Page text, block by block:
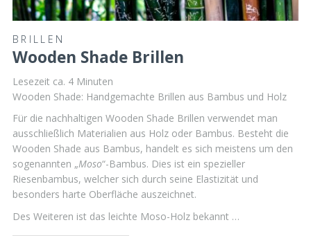
BRILLEN
Wooden Shade Brillen
Lesezeit ca. 4 Minuten
Wooden Shade: Handgemachte Brillen aus Bambus und Holz
Für die nachhaltigen Wooden Shade Brillen verwendet man
ausschließlich Materialien aus Holz oder Bambus. Besteht die
Wooden Shade aus Bambus, handelt es sich meistens um den
sogenannten „Moso“-Bambus. Dies ist ein spezieller
Riesenbambus, welcher sich durch seine Elastizität und
besonders harte Oberfläche auszeichnet.
Des Weiteren ist das leichte Moso-Holz bekannt …